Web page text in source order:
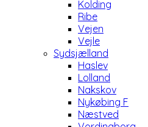
Kolding
Ribe
Vejen
Vejle
Sydsjælland
Haslev
Lolland
Nakskov
Nykøbing F
Næstved